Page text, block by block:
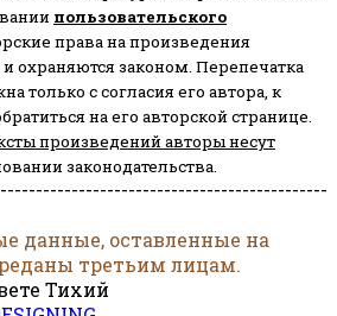
пользовательского
права на произведения
охраняются законом. Перепечатка
только с согласия его автора, к
на его авторской странице.
произведений авторы несут
законодательства.
данные, оставленные на
третьим лицам.
Тихий